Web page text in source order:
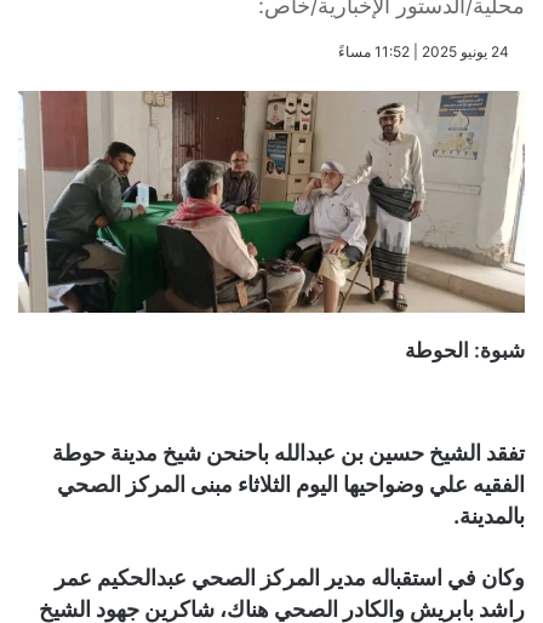
محلية/الدستور الإخبارية/خاص:
​24 يونيو 2025 | 11:52 مساءً
شبوة: الحوطة
تفقد الشيخ حسين بن عبدالله باحنحن شيخ مدينة حوطة
الفقيه علي وضواحيها اليوم الثلاثاء مبنى المركز الصحي
بالمدينة.
وكان في استقباله مدير المركز الصحي عبدالحكيم عمر
راشد بابريش والكادر الصحي هناك، شاكرين جهود الشيخ